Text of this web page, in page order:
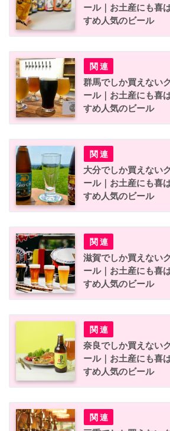
ール｜お土産にも喜
すめ人気のビール
群馬でしか買えない
ール｜お土産にも喜
すめ人気のビール
大分でしか買えない
ール｜お土産にも喜
すめ人気のビール
滋賀でしか買えない
ール｜お土産にも喜
すめ人気のビール
奈良でしか買えない
ール｜お土産にも喜
すめ人気のビール